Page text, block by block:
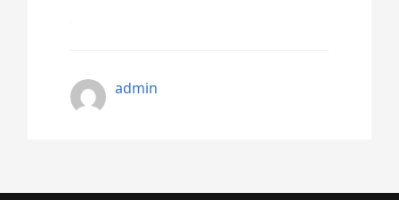
admin